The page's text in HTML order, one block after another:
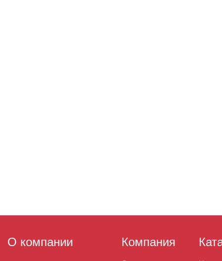
О компании Компания